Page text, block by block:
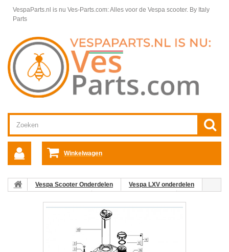
VespaParts.nl is nu Ves-Parts.com: Alles voor de Vespa scooter. By Italy
Parts
Winkelwagen
Vespa Scooter Onderdelen
Vespa LXV onderdelen
Benzinetankdop Vespa ET2/ET4/LX/LXV/S